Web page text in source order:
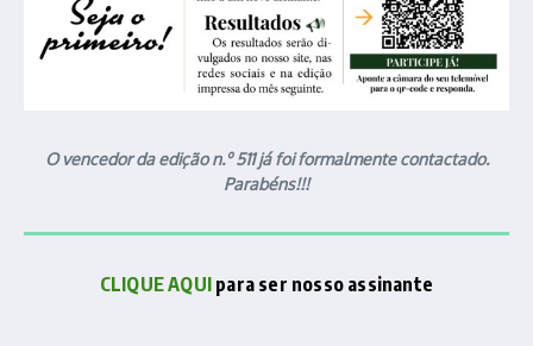
O vencedor da edição n.º 511 já foi formalmente contactado.
Parabéns!!!
CLIQUE AQUI para ser nosso assinante